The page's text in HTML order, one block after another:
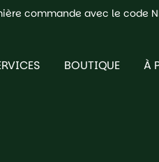
commande avec le code
BOUTIQUE À